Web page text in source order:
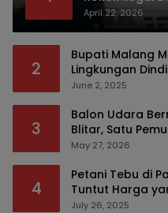
April 22, 2026
2
Bupati Malang
Lingkungan
Modus
June 2, 2025
3
Balon Udara
Blitar, Satu
Serius
May 27, 2026
4
Petani Tebu di
Tuntut Harga
July 26, 2025